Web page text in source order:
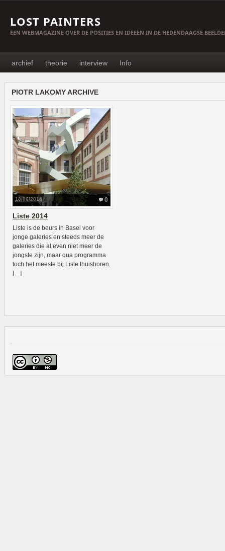
LOST PAINTERS
EEN WEBMAGAZINE OVER DE POSITIES EN IDEEËN IN DE HEDENDAAGSE
archief theorie interview Info
PIOTR LAKOMY ARCHIVE
0
18/06/2014
Liste 2014
Liste is de beurs in Basel voor
jonge galeries en steeds meer de
galeries die al even niet meer de
jongste zijn, maar qua programma
toch het meeste bij Liste thuishoren.
[…]